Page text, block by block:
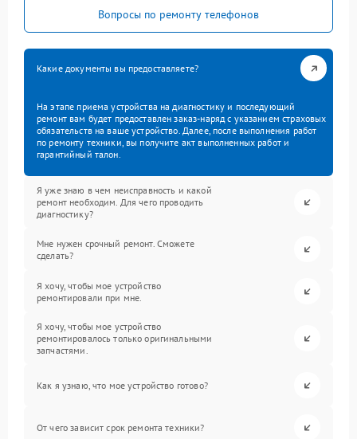
Вопросы по ремонту телефонов
Какие документы вы предоставляете?
На этапе приема устройства на диагностику и последующий
ремонт вам будет предоставлен заказ-наряд с указанием страховых
обязательств на ваше устройство. Далее, после выполнения работ
по ремонту техники, вы получите акт выполненных работ и
гарантийный талон.
Я уже знаю в чем неисправность и какой
ремонт необходим. Для чего проводить
диагностику?
Мне нужен срочный ремонт. Сможете
сделать?
Я хочу, чтобы мое устройство
ремонтировали при мне.
Я хочу, чтобы мое устройство
ремонтировалось только оригинальными
запчастями.
Как я узнаю, что мое устройство готово?
От чего зависит срок ремонта техники?